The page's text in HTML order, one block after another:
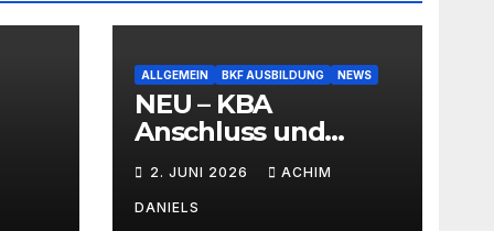
ALLGEMEIN BKF AUSBILDUNG NEWS
NEU – KBA
Anschluss und
AKTIONSPREISE!!!
Bis zu 50% RABATT
2. JUNI 2026 ACHIM
DANIELS